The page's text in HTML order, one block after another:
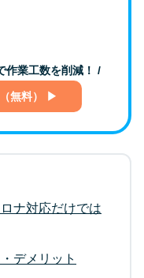
作業工数を削減！ /
無料） ▶
ナ対応だけでは
デメリット